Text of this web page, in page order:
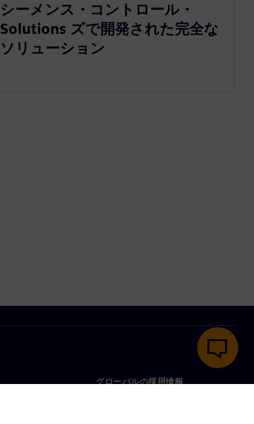
シーメンス・コントロール・
Solutions ズで開発された完全な
ソリューション
グローバルの採用情報